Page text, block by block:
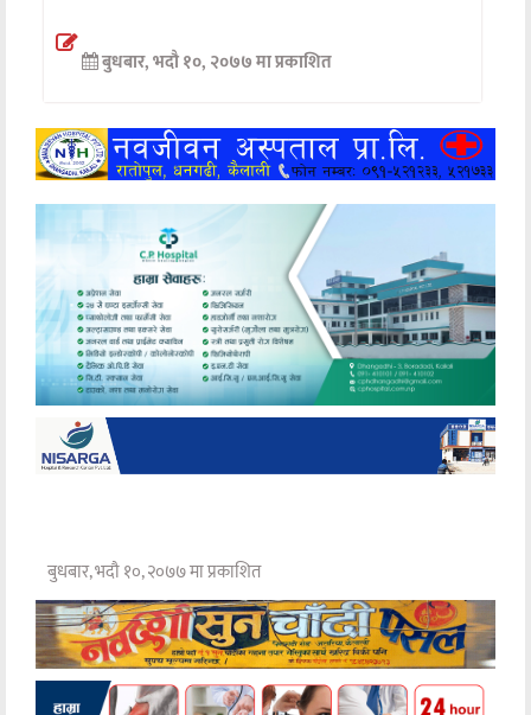
अन्तर्वार्ता
खेलकुद
मनोरञ्जन
अन्य
बुधबार, भदौ १०, २०७७ मा प्रकाशित
बुधबार, भदौ १०, २०७७ मा प्रकाशित